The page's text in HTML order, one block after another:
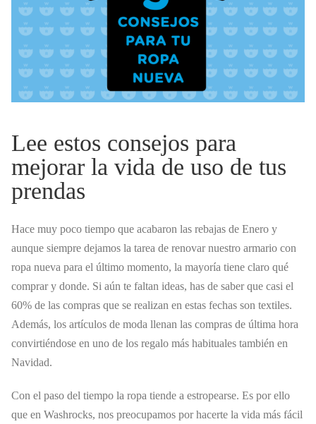
Lee estos consejos para
mejorar la vida de uso de tus
prendas
Hace muy poco tiempo que acabaron las rebajas de Enero y
aunque siempre dejamos la tarea de renovar nuestro armario con
ropa nueva para el último momento, la mayoría tiene claro qué
comprar y donde. Si aún te faltan ideas, has de saber que casi el
60% de las compras que se realizan en estas fechas son textiles.
Además, los artículos de moda llenan las compras de última hora
convirtiéndose en uno de los regalo más habituales también en
Navidad.
Con el paso del tiempo la ropa tiende a estropearse. Es por ello
que en Washrocks, nos preocupamos por hacerte la vida más fácil